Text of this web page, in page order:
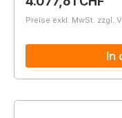
Preise exkl. MwSt. zzgl.
In